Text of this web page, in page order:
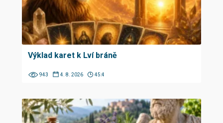
Výklad karet k Lví bráně
943 4. 8. 2026 45:4